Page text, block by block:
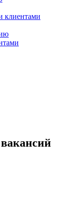
клиентами